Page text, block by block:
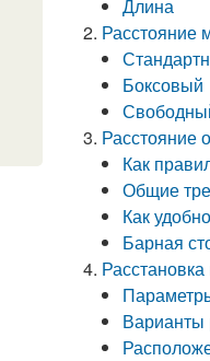
Длина
Расстояние
Боксовый
Расстояние
Как
Общие
Как
Барная
Варианты